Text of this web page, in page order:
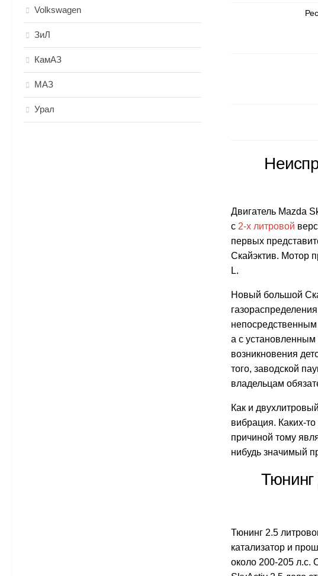
Двигатель Mazda
с 2-х литровой
первых
Скайэктив. Мотор
L.
Новый большой
а с установленным
возникновения
того, заводской
владельцам
Как и
вибрация. Каких-
причиной тому
нибудь значимый
Тюнинг
Тюнинг 2.5
катализатор и
около 200-205 л.с.
Volkswagen
ЗиЛ
КамАЗ
МАЗ
Урал